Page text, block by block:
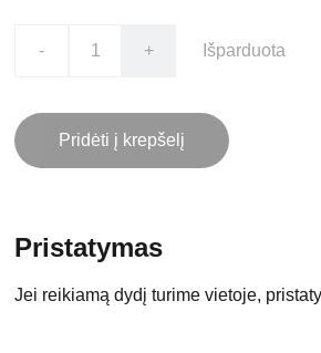
- + Išparduota
Pridėti į krepšelį
Pristatymas
Jei reikiamą dydį turime vietoje,